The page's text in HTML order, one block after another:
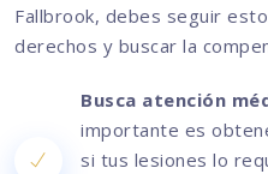
Fallbrook, debes seguir
derechos y buscar la
Busca atención
importante es
si tus lesiones lo